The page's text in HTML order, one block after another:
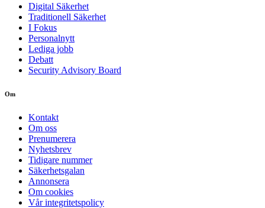
Digital Säkerhet
Traditionell Säkerhet
I Fokus
Personalnytt
Lediga jobb
Debatt
Security Advisory Board
Om
Kontakt
Om oss
Prenumerera
Nyhetsbrev
Tidigare nummer
Säkerhetsgalan
Annonsera
Om cookies
Vår integritetspolicy